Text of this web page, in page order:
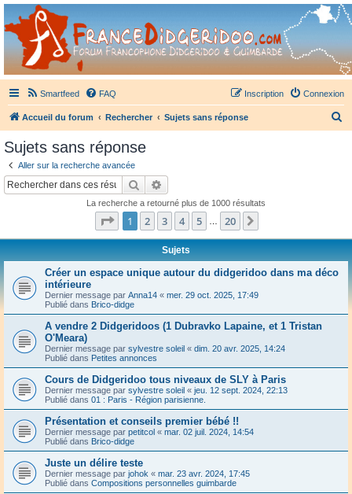
France Didgeridoo
Didgeridoo et Guimbarde sur France Didgeridoo - retrouvez la communauté.
Smartfeed FAQ Connexion
Inscription
Accueil du forum Rechercher Sujets sans réponse
Sujets sans réponse
Aller sur la recherche avancée
Rechercher
La recherche a retourné plus de 1000 résultats
Page 1sur20
1 2 3 4 5 20
Sujets
Créer un espace unique autour du didgeridoo dans ma déco
intérieure
Dernier message par Anna14 « mer. 29 oct. 2025, 17:49
Publié dans Brico-didge
A vendre 2 Didgeridoos (1 Dubravko Lapaine, et 1 Tristan
O'Meara)
Dernier message par sylvestre soleil « dim. 20 avr. 2025, 14:24
Publié dans Petites annonces
Cours de Didgeridoo tous niveaux de SLY à Paris
Dernier message par sylvestre soleil « jeu. 12 sept. 2024, 22:13
Publié dans 01 : Paris - Région parisienne.
Présentation et conseils premier bébé !!
Dernier message par petitcol « mar. 02 juil. 2024, 14:54
Publié dans Brico-didge
Juste un délire teste
Dernier message par johok « mar. 23 avr. 2024, 17:45
Publié dans Compositions personnelles guimbarde